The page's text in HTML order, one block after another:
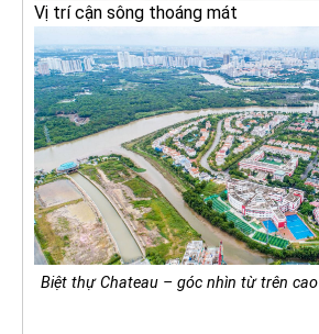
Vị trí cận sông thoáng mát
Biệt thự Chateau – góc nhìn từ trên cao